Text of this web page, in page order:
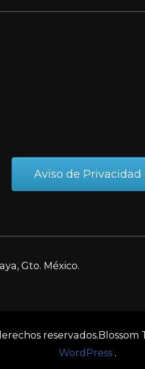
Aviso de Privacidad
Gto. México.
reservados. Blossom
WordPress.